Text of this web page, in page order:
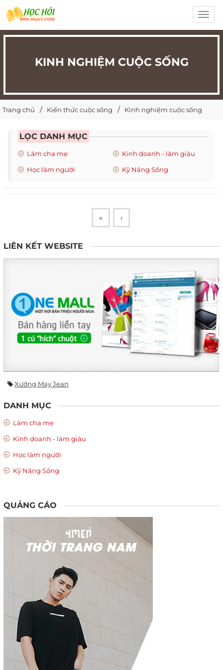
KINH NGHIỆM CUỘC SỐNG
Trang chủ Kiến thức cuộc sống Kinh nghiệm cuộc sống
LỌC DANH MỤC
Làm cha mẹ
Kinh doanh - làm giàu
Học làm người
Kỹ Năng Sống
« ‹
LIÊN KẾT WEBSITE
Xưởng May Jean
DANH MỤC
Làm cha mẹ
Kinh doanh - làm giàu
Học làm người
Kỹ Năng Sống
QUẢNG CÁO